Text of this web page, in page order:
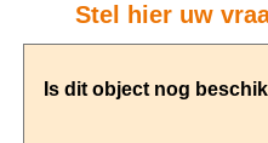
Stel hier uw